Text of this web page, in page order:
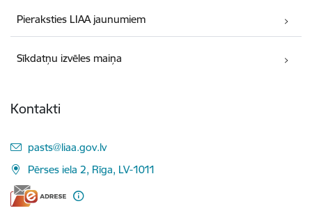
Pieraksties LIAA jaunumiem
Sīkdatņu izvēles maiņa
Kontakti
E-pasts:
pasts@liaa.gov.lv
Pērses iela 2, Rīga, LV-1011